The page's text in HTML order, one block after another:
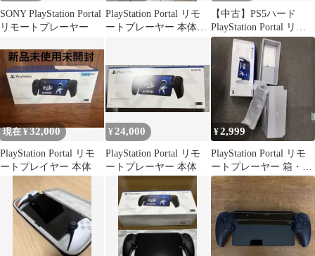
SONY PlayStation Portal
リモートプレーヤー
PlayStation Portal リモ
ートプレーヤー 本体の
【中古】PS5ハード
PlayStation Portal リモ
ートプレーヤー
現在 ¥32,000
PlayStation Portal リモ
ートプレイヤー 本体
¥ 24,000
PlayStation Portal リモ
ートプレーヤー 本体
¥2,999
PlayStation Portal リモ
ートプレーヤー 箱・説
明書のみ